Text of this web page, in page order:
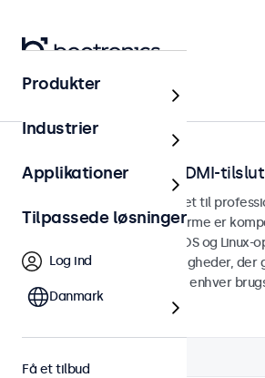
Hjem
Touchskærme med HDMI-
HDMI touchskærme designet til
brug. Disse HDMI-touchskærme er
Windows, macOS, ChromeOS og
har alsidige monteringsmuligheder, der
integrere dem problemfrit i enhver
miljø.
Produkter
Industrier
Applikationer
Tilpassede løsninger
Log ind
Danmark
Få et tilbud